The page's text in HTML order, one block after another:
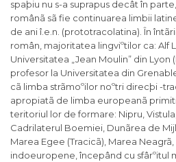
spaþiu nu s-a suprapus decât în
românã sã fie continuarea limbii
de ani î.e.n. (prototracolatina). În
român, majoritatea lingviºtilor ca: Alf
Universitatea „Jean Moulin” din Lyon
profesor la Universitatea din
cã limba strãmoºilor noºtri direcþi -
apropiatã de limba europeanã
teritoriul lor de formare: Nipru,
Cadrilaterul Boemiei, Dunãrea de
Marea Egee (Tracicã), Marea
indoeuropene, începând cu sfârºitul